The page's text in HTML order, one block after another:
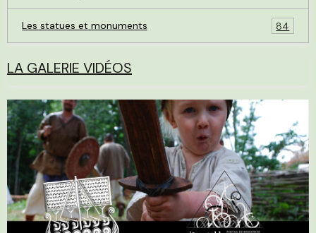
Les statues et monuments 84
LA GALERIE VIDÉOS